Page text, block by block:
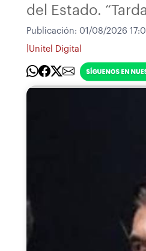
del Estado.
Publicación: 01/08/2026
Unitel Digital